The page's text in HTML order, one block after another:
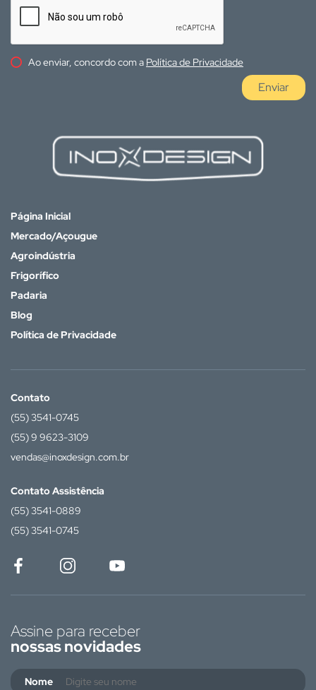
Ao enviar, concordo com a Política de Privacidade
Enviar
Página Inicial
Mercado/Açougue
Agroindústria
Frigorífico
Padaria
Blog
Política de Privacidade
Contato
(55) 3541-0745
(55) 9 9623-3109
vendas@inoxdesign.com.br
Contato Assistência
(55) 3541-0889
(55) 3541-0745
Assine para receber
nossas novidades
Nome